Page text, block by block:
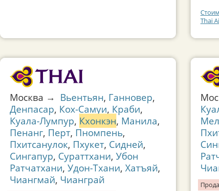
Москва → Вьентьян, Ганновер,
Денпасар, Кох-Самуи, Краби,
Куала-Лумпур, Кхонкэн, Манила,
Пенанг, Перт, Пномпень,
Пхитсанулок, Пхукет, Сидней,
Сингапур, Сураттхани, Убон
Ратчатхани, Удон-Тхани, Хатъяй,
Чиангмай, Чианграй
Thai